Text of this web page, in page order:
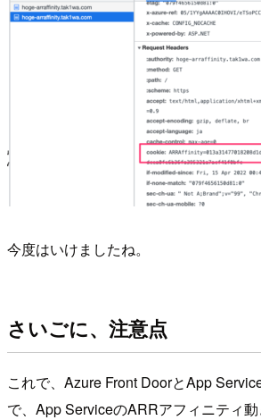
今度はいけましたね。
さいごに、注意点
これで、Azure Front DoorとApp
で、App ServiceのARRアフィニティ動